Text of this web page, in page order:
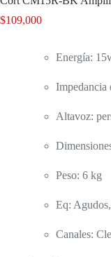
$109,000
Energía:
Impedancia
Altavoz:
Peso: 6 kg
Eq:
Canales: